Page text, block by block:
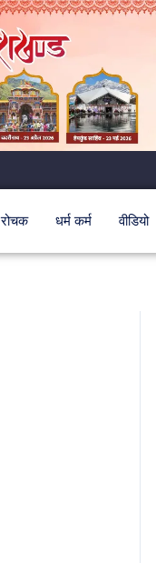
रोचक धर्म कर्म वीडियो